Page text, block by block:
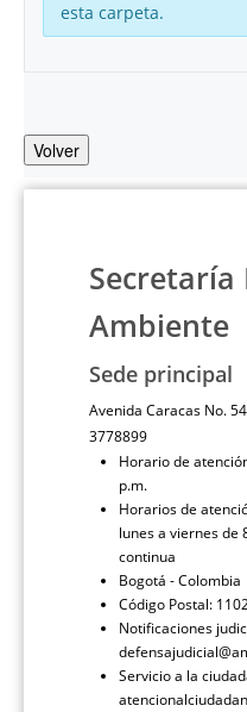
esta carpeta.
Volver
Ambiente
Sede principal
Avenida Caracas No.
3778899
Horario de
p.m.
Horarios de
lunes a viernes de
continua
Bogotá - Colombia
Código Postal:
Notificaciones
Servicio a la